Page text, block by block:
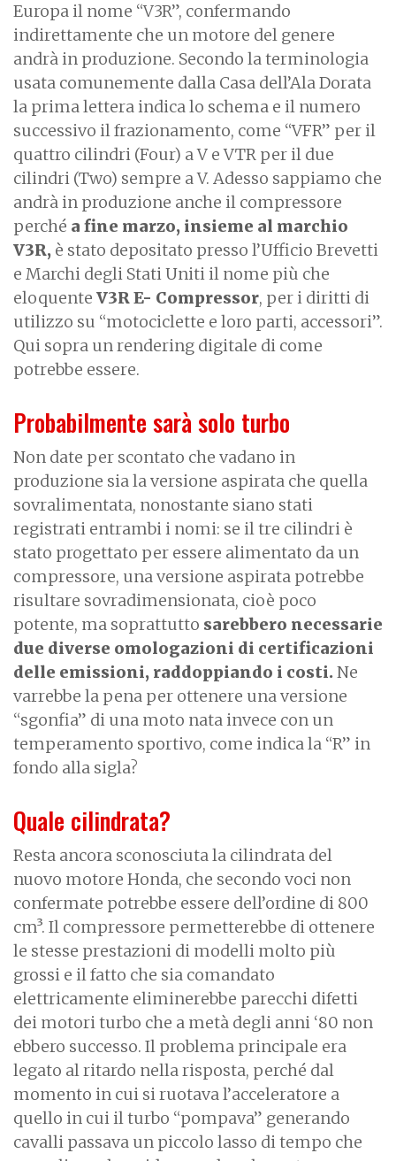
Europa il nome “V3R”, confermando
indirettamente che un motore del genere
andrà in produzione. Secondo la terminologia
usata comunemente dalla Casa dell’Ala Dorata
la prima lettera indica lo schema e il numero
successivo il frazionamento, come “VFR” per il
quattro cilindri (Four) a V e VTR per il due
cilindri (Two) sempre a V. Adesso sappiamo che
andrà in produzione anche il compressore
perché a fine marzo, insieme al marchio
V3R, è stato depositato presso l’Ufficio Brevetti
e Marchi degli Stati Uniti il nome più che
eloquente V3R E- Compressor, per i diritti di
utilizzo su “motociclette e loro parti, accessori”.
Qui sopra un rendering digitale di come
potrebbe essere.
Probabilmente sarà solo turbo
Non date per scontato che vadano in
produzione sia la versione aspirata che quella
sovralimentata, nonostante siano stati
registrati entrambi i nomi: se il tre cilindri è
stato progettato per essere alimentato da un
compressore, una versione aspirata potrebbe
risultare sovradimensionata, cioè poco
potente, ma soprattutto sarebbero necessarie
due diverse omologazioni di certificazioni
delle emissioni, raddoppiando i costi. Ne
varrebbe la pena per ottenere una versione
“sgonfia” di una moto nata invece con un
temperamento sportivo, come indica la “R” in
fondo alla sigla?
Quale cilindrata?
Resta ancora sconosciuta la cilindrata del
nuovo motore Honda, che secondo voci non
confermate potrebbe essere dell’ordine di 800
cm³. Il compressore permetterebbe di ottenere
le stesse prestazioni di modelli molto più
grossi e il fatto che sia comandato
elettricamente eliminerebbe parecchi difetti
dei motori turbo che a metà degli anni ‘80 non
ebbero successo. Il problema principale era
legato al ritardo nella risposta, perché dal
momento in cui si ruotava l’acceleratore a
quello in cui il turbo “pompava” generando
cavalli passava un piccolo lasso di tempo che